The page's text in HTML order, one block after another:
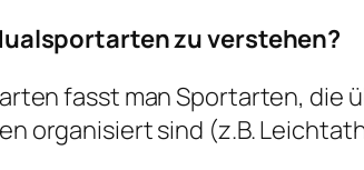
zu verstehen?
fasst man Sportarten, die
organisiert sind (z.B.